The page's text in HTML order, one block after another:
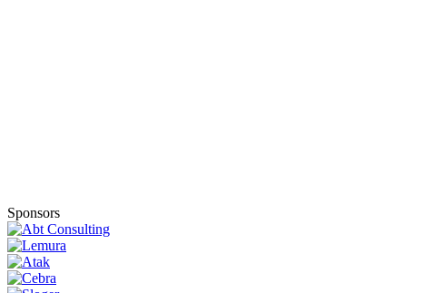
Sponsors